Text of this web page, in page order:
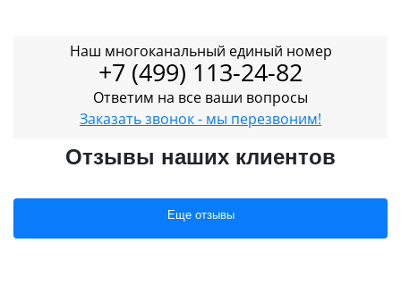
Наш многоканальный единый номер
+7 (499) 113-24-82
Ответим на все ваши вопросы
Заказать звонок - мы перезвоним!
Отзывы наших клиентов
Еще отзывы